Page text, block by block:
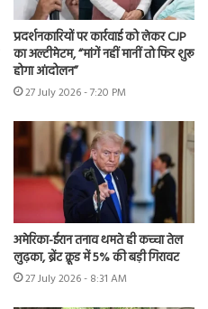
प्रदर्शनकारियों पर कार्रवाई को लेकर CJP
का अल्टीमेटम, “मांगें नहीं मानीं तो फिर शुरू
होगा आंदोलन”
27 July 2026 - 7:20 PM
अमेरिका-ईरान तनाव थमते ही कच्चा तेल
लुढ़का, ब्रेंट क्रूड में 5% की बड़ी गिरावट
27 July 2026 - 8:31 AM